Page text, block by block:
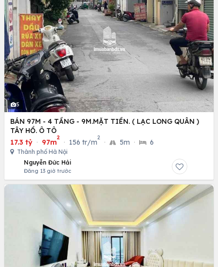
5
BÁN 97M - 4 TẦNG - 9M.MẶT TIỀN. ( LẠC LONG QUÂN )
TÂY HỒ. Ô TÔ
17.3 tỷ · 97m
2
· 156 tr/m
2
· 5m · 6
Thành phố Hà Nội
Nguyễn Đức Hải
Đăng 13 giờ trước